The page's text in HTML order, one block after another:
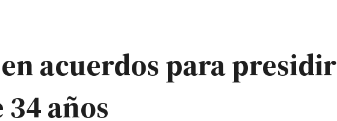
acuerdos para presidir
años